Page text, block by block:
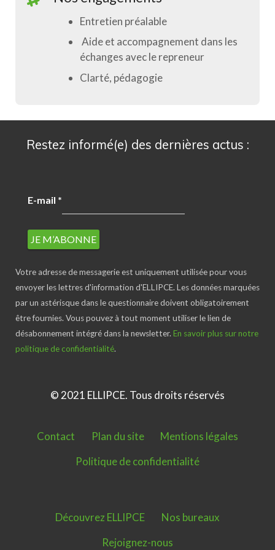
Entretien préalable
Aide et accompagnement dans les
échanges avec le repreneur
Clarté, pédagogie
Restez informé(e) des dernières actus :
E-mail *
Votre adresse de messagerie est uniquement utilisée pour vous
envoyer les lettres d'information d'ELLIPCE. Les données marquées
par un astérisque dans le questionnaire doivent obligatoirement
être fournies. Vous pouvez à tout moment utiliser le lien de
désabonnement intégré dans la newsletter. En savoir plus sur notre
politique de confidentialité.
© 2021 ELLIPCE. Tous droits réservés
Contact Plan du site
Mentions légales
Politique de confidentialité
Découvrez ELLIPCE
Nos bureaux
Rejoignez-nous